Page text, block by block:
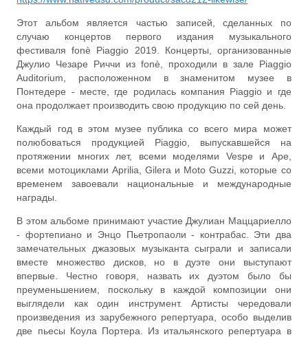
Этот альбом является частью записей, сделанных по
случаю концертов первого издания музыкального
фестиваля fonè Piaggio 2019. Концерты, организованные
Джулио Чезаре Риччи из fonè, проходили в зале Piaggio
Auditorium, расположенном в знаменитом музее в
Понтедере - месте, где родилась компания Piaggio и где
она продолжает производить свою продукцию по сей день.
Каждый год в этом музее публика со всего мира может
полюбоваться продукцией Piaggio, выпускавшейся на
протяжении многих лет, всеми моделями Vespe и Ape,
всеми мотоциклами Aprilia, Gilera и Moto Guzzi, которые со
временем завоевали национальные и международные
награды.
В этом альбоме принимают участие Джулиан Маццариелло
- фортепиано и Энцо Пьетропаоли - контрабас. Эти два
замечательных джазовых музыканта сыграли и записали
вместе множество дисков, но в дуэте они выступают
впервые. Честно говоря, назвать их дуэтом было бы
преуменьшением, поскольку в каждой композиции они
выглядели как один инструмент. Артисты чередовали
произведения из зарубежного репертуара, особо выделив
две пьесы Коула Портера. Из итальянского репертуара в